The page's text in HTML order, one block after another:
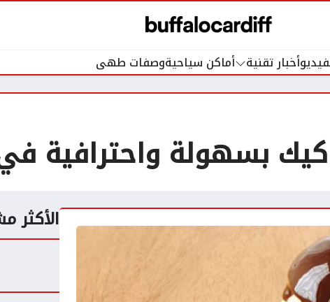
أخبار تقنية أماكن سياحيةوصفات طهى
بسهولة واحترافية
الأكثر